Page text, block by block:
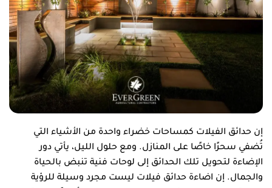
إن حدائق الفيلات كمساحات خضراء واحدة من الأشياء التي
تُضفي سحرًا خاصًا على المنازل. ومع حلول الليل، يأتي دور
الإضاءة لتحويل تلك الحدائق إلى لوحات فنية تنبض بالحياة
والجمال. إن اضاءة حدائق فيلات ليست مجرد وسيلة للرؤية